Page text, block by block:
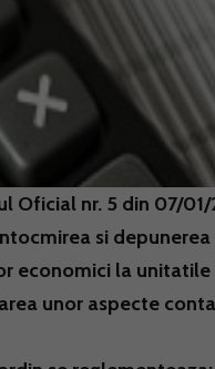
Oficial nr. 5 din 07/
si
economici la
unor aspecte